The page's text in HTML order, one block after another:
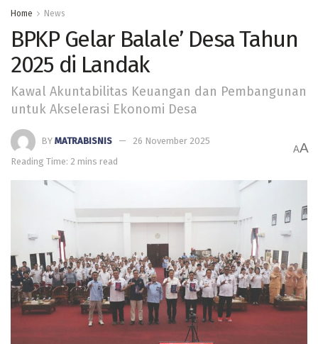
Home News
BPKP Gelar Balale’ Desa Tahun
2025 di Landak
Kawal Akuntabilitas Keuangan dan Pembangunan
untuk Akselerasi Ekonomi Desa
BY MATRABISNIS
26 November 2025
Reading Time: 2 mins read
AA